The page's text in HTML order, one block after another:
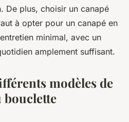
De plus, choisir un canapé
à opter pour un canapé en
minimal, avec un
amplement suffisant.
modèles de
bouclette